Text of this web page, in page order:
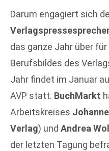
Darum engagiert sich
das ganze Jahr über
Berufsbildes des
Jahr findet im Januar
AVP statt. BuchMarkt
Arbeitskreises
Verlag) und Andrea
der letzten Tagung